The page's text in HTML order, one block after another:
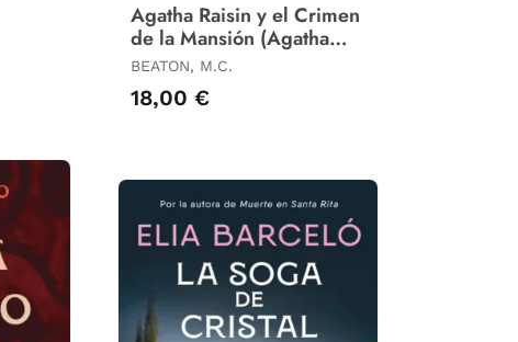
Agatha Raisin y el Crimen
de la Mansión (Agatha
Raisin 10)
BEATON, M.C.
18,00 €